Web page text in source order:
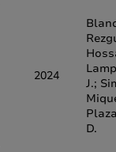
2024
J.;
D.